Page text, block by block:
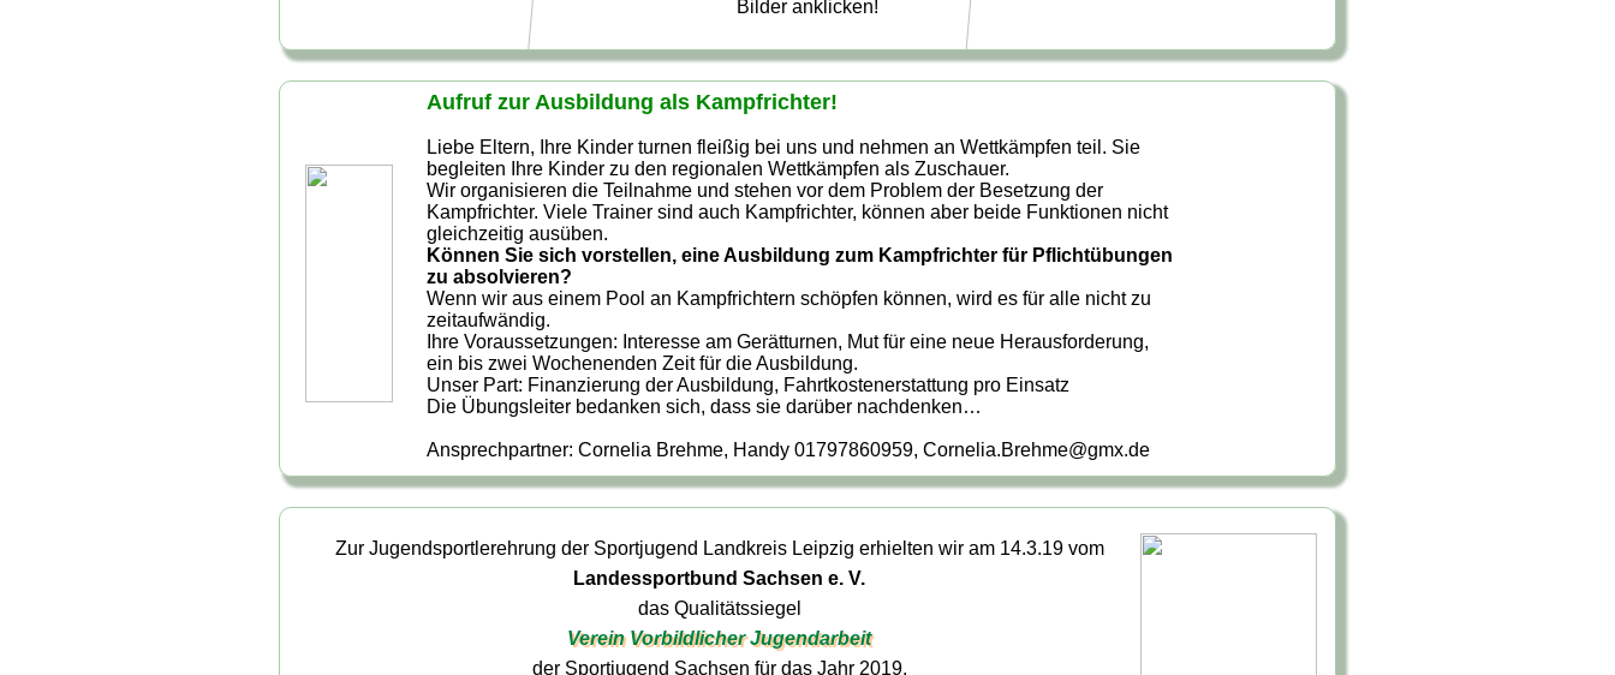
Bilder anklicken!
Aufruf zur Ausbildung als Kampfrichter!
Liebe Eltern, Ihre Kinder turnen fleißig bei uns und nehmen an Wettkämpfen teil. Sie
begleiten Ihre Kinder zu den regionalen Wettkämpfen als Zuschauer.
Wir organisieren die Teilnahme und stehen vor dem Problem der Besetzung der
Kampfrichter. Viele Trainer sind auch Kampfrichter, können aber beide Funktionen nicht
gleichzeitig ausüben.
Können Sie sich vorstellen, eine Ausbildung zum Kampfrichter für Pflichtübungen
zu absolvieren?
Wenn wir aus einem Pool an Kampfrichtern schöpfen können, wird es für alle nicht zu
zeitaufwändig.
Ihre Voraussetzungen: Interesse am Gerätturnen, Mut für eine neue Herausforderung,
ein bis zwei Wochenenden Zeit für die Ausbildung.
Unser Part: Finanzierung der Ausbildung, Fahrtkostenerstattung pro Einsatz
Die Übungsleiter bedanken sich, dass sie darüber nachdenken…
Ansprechpartner: Cornelia Brehme, Handy 01797860959, Cornelia.Brehme@gmx.de
Zur Jugendsportlerehrung der Sportjugend Landkreis Leipzig erhielten wir am 14.3.19 vom
Landessportbund Sachsen e. V.
das Qualitätssiegel
Verein Vorbildlicher Jugendarbeit
der Sportjugend Sachsen für das Jahr 2019.